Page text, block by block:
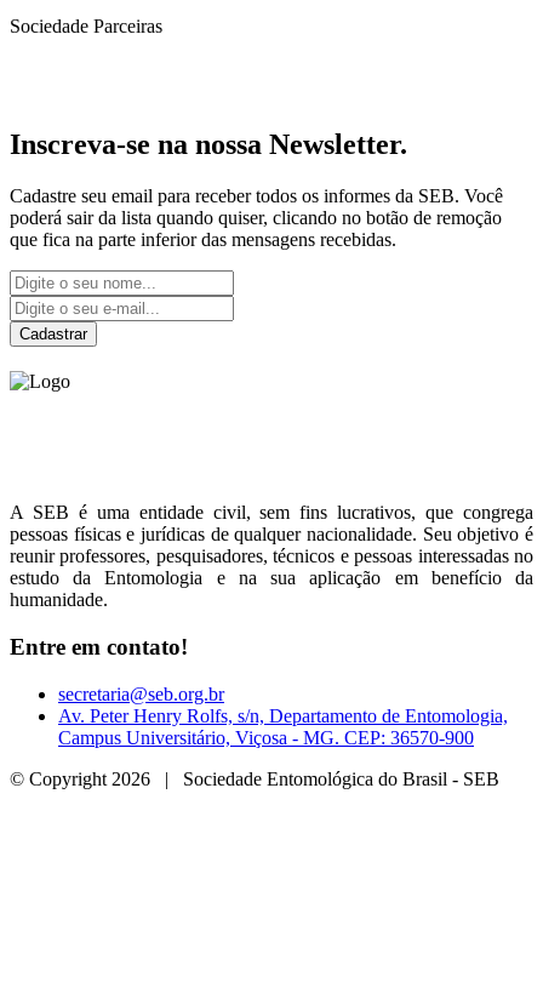
Sociedade Parceiras
Inscreva-se na nossa Newsletter.
Cadastre seu email para receber todos os informes da SEB. Você
poderá sair da lista quando quiser, clicando no botão de remoção
que fica na parte inferior das mensagens recebidas.
Cadastrar
A SEB é uma entidade civil, sem fins lucrativos, que congrega
pessoas físicas e jurídicas de qualquer nacionalidade. Seu objetivo é
reunir professores, pesquisadores, técnicos e pessoas interessadas no
estudo da Entomologia e na sua aplicação em benefício da
humanidade.
Entre em contato!
secretaria@seb.org.br
Av. Peter Henry Rolfs, s/n, Departamento de Entomologia,
Campus Universitário, Viçosa - MG. CEP: 36570-900
© Copyright 2026 | Sociedade Entomológica do Brasil - SEB